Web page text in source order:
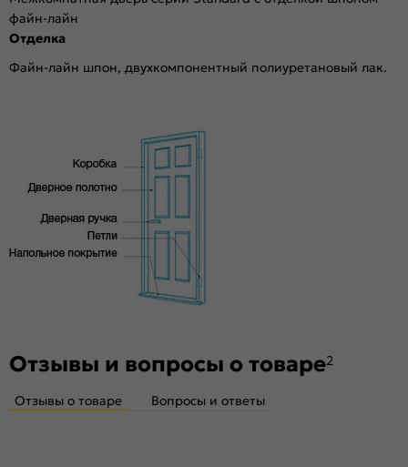
файн-лайн
Отделка
Файн-лайн шпон, двухкомпонентный полиуретановый лак.
Отзывы и вопросы о товаре2
Отзывы о товаре Вопросы и ответы